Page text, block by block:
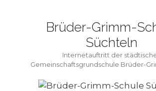
Brüder-Grimm-
Süchteln
Internetauftritt der
Gemeinschaftsgrundschule Brüder-